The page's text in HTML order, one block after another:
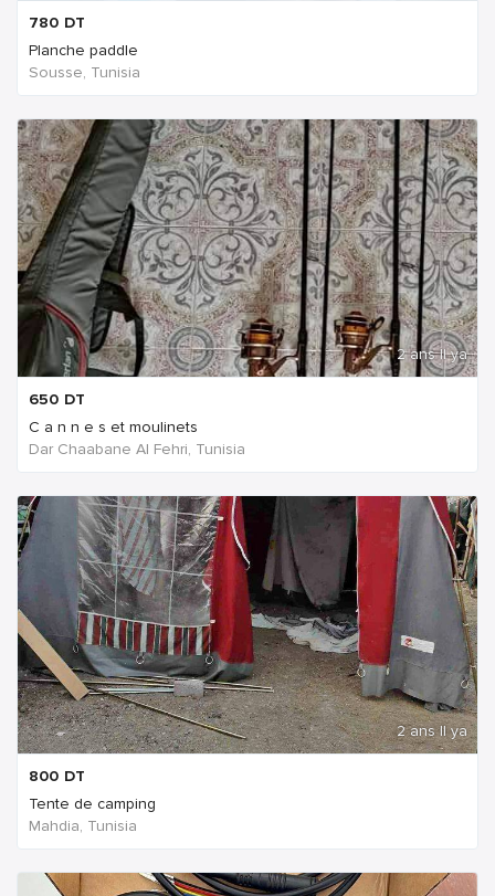
780 DT
Planche paddle
Sousse, Tunisia
2 ans Il ya
650 DT
C a n n e s et moulinets
Dar Chaabane Al Fehri, Tunisia
2 ans Il ya
800 DT
Tente de camping
Mahdia, Tunisia